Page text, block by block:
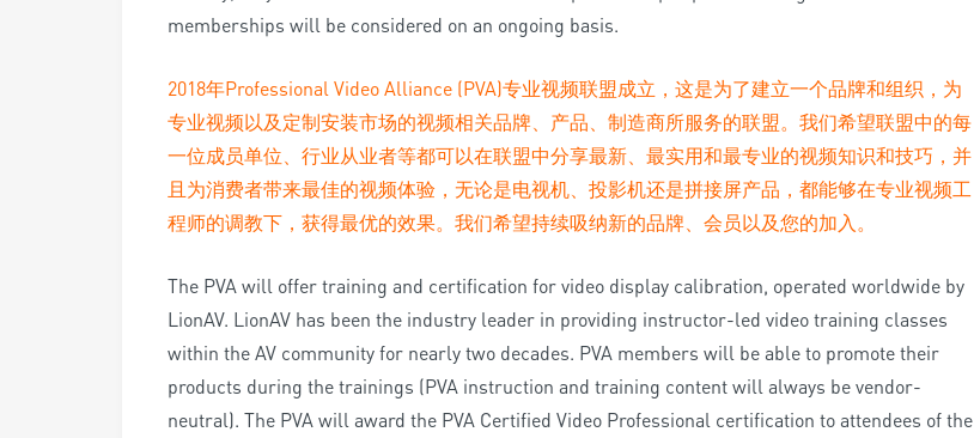
memberships will be considered on an ongoing basis.
2018年Professional Video Alliance (PVA)专业视频联盟成立，这是为了建立一个品牌和组织，为
专业视频以及定制安装市场的视频相关品牌、产品、制造商所服务的联盟。我们希望联盟中的每
一位成员单位、行业从业者等都可以在联盟中分享最新、最实用和最专业的视频知识和技巧，并
且为消费者带来最佳的视频体验，无论是电视机、投影机还是拼接屏产品，都能够在专业视频工
程师的调教下，获得最优的效果。我们希望持续吸纳新的品牌、会员以及您的加入。
The PVA will offer training and certification for video display calibration, operated worldwide by
LionAV. LionAV has been the industry leader in providing instructor-led video training classes
within the AV community for nearly two decades. PVA members will be able to promote their
products during the trainings (PVA instruction and training content will always be vendor-
neutral). The PVA will award the PVA Certified Video Professional certification to attendees of the